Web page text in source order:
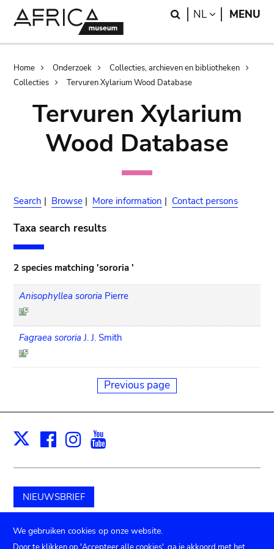
Search
NL LANGUAGE
MENU
Breadcrumb
Home Onderzoek
Collecties, archieven en bibliotheken
Collecties
Tervuren Xylarium Wood Database
Tervuren Xylarium
Wood Database
Search | Browse | More information | Contact persons
Taxa search results
2 species matching 'sororia '
Anisophyllea sororia Pierre
Fagraea sororia J. J. Smith
Previous page
X Facebook
Instagram
NIEUWSBRIEF
Schenk aan het museum
We gebruiken cookies op onze website.